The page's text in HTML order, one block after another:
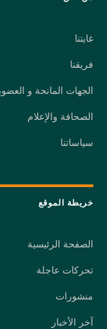
غايتنا
فريقنا
الجهات المانحة و
الصحافة والإعلام
سياساتنا
خريطة الموقع
الصفحة الرئيسية
تحركات عاجلة
منشورات
آخر الأخبار